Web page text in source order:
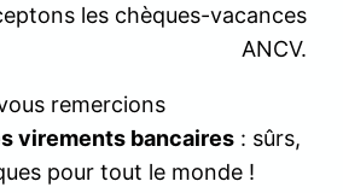
les chèques-vacances
ANCV.
remercions
virements bancaires : sûrs,
pour tout le monde !